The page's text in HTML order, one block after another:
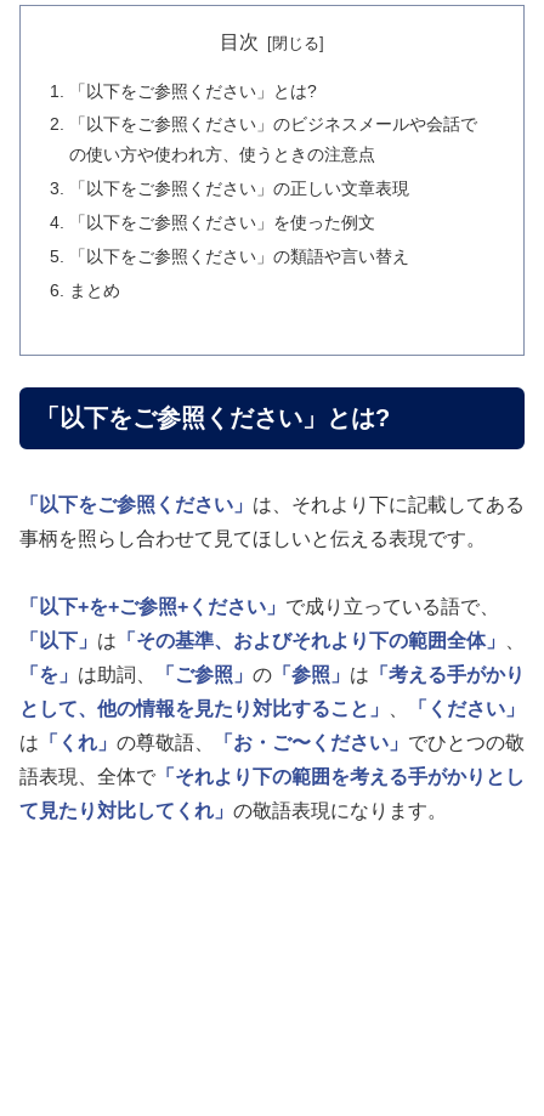
目次
「以下をご参照ください」とは?
「以下をご参照ください」のビジネスメールや会話で
の使い方や使われ方、使うときの注意点
「以下をご参照ください」の正しい文章表現
「以下をご参照ください」を使った例文
「以下をご参照ください」の類語や言い替え
まとめ
「以下をご参照ください」とは?
「以下をご参照ください」 は、それより下に記載してある
事柄を照らし合わせて見てほしいと伝える表現です。
「以下+を+ご参照+ください」 で成り立っている語で、
「以下」 は 「その基準、およびそれより下の範囲全体」
「を」 は助詞、 「ご参照」 の 「参照」 は 「考える手がかり
として、他の情報を見たり対比すること」
「ください」
は 「くれ」 の尊敬語、 「お・ご〜ください」 でひとつの敬
語表現、全体で 「それより下の範囲を考える手がかりとし
て見たり対比してくれ」 の敬語表現になります。